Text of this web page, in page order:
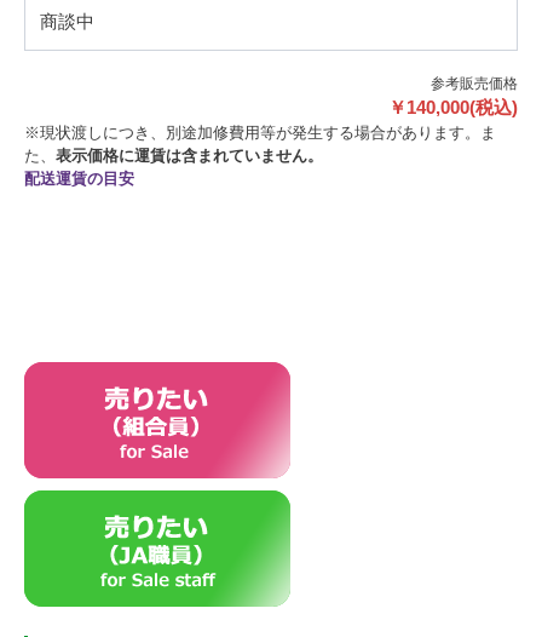
商談中
参考販売価格
￥140,000(税込)
※現状渡しにつき、別途加修費用等が発生する場合があります。ま
た、 表示価格に運賃は含まれていません。
配送運賃の目安